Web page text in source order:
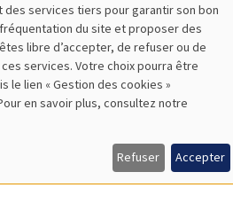
services tiers pour garantir son bon
du site et proposer des
libre d’accepter, de refuser ou de
services. Votre choix pourra être
le lien « Gestion des cookies »
en savoir plus, consultez notre
Refuser Accepter